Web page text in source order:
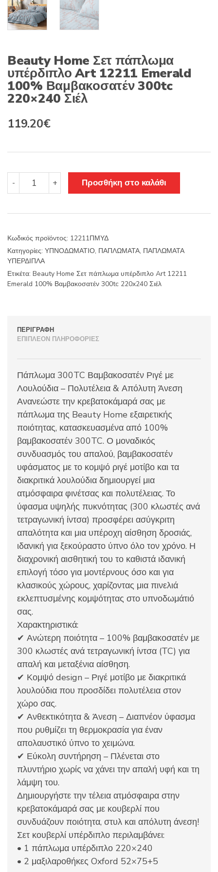
Beauty Home Σετ πάπλωμα
υπέρδιπλο Art 12211 Emerald
100% Βαμβακοσατέν 300tc
220×240 Σιέλ
Original
149.00€.
119.20€Η
είναι:
119.20€.
-
Beauty
Home
12211
Emerald
100%
Βαμβακοσατέν
300tc
+ Προσθήκη στο καλάθι
Κωδικός προϊόντος: 12211ΠΜΥΔ
Κατηγορίες: ΥΠΝΟΔΩΜΑΤΙΟ, ΠΑΠΛΩΜΑΤΑ, ΠΑΠΛΩΜΑΤΑ
ΥΠΕΡΔΙΠΛΑ
Ετικέτα: Beauty Home Σετ πάπλωμα υπέρδιπλο Art 12211
Emerald 100% Βαμβακοσατέν 300tc 220x240 Σιέλ
ΠΕΡΙΓΡΑΦΉ
ΕΠΙΠΛΈΟΝ ΠΛΗΡΟΦΟΡΊΕΣ
Πάπλωμα 300TC Βαμβακοσατέν Ριγέ με
Λουλούδια – Πολυτέλεια & Απόλυτη Άνεση
Ανανεώστε την κρεβατοκάμαρά σας με
πάπλωμα της Beauty Home εξαιρετικής
ποιότητας, κατασκευασμένα από 100%
βαμβακοσατέν 300TC. Ο μοναδικός
συνδυασμός του απαλού, βαμβακοσατέν
υφάσματος με το κομψό ριγέ μοτίβο και τα
διακριτικά λουλούδια δημιουργεί μια
ατμόσφαιρα φινέτσας και πολυτέλειας. Το
ύφασμα υψηλής πυκνότητας (300 κλωστές ανά
τετραγωνική ίντσα) προσφέρει ασύγκριτη
απαλότητα και μια υπέροχη αίσθηση δροσιάς,
ιδανική για ξεκούραστο ύπνο όλο τον χρόνο. Η
διαχρονική αισθητική του το καθιστά ιδανική
επιλογή τόσο για μοντέρνους όσο και για
κλασικούς χώρους, χαρίζοντας μια πινελιά
εκλεπτυσμένης κομψότητας στο υπνοδωμάτιό
σας.
Χαρακτηριστικά:
✔ Ανώτερη ποιότητα – 100% βαμβακοσατέν με
300 κλωστές ανά τετραγωνική ίντσα (TC) για
απαλή και μεταξένια αίσθηση.
✔ Κομψό design – Ριγέ μοτίβο με διακριτικά
λουλούδια που προσδίδει πολυτέλεια στον
χώρο σας.
✔ Ανθεκτικότητα & Άνεση – Διαπνέον ύφασμα
που ρυθμίζει τη θερμοκρασία για έναν
απολαυστικό ύπνο το χειμώνα.
✔ Εύκολη συντήρηση – Πλένεται στο
πλυντήριο χωρίς να χάνει την απαλή υφή και τη
λάμψη του.
Δημιουργήστε την τέλεια ατμόσφαιρα στην
κρεβατοκάμαρά σας με κουβερλί που
συνδυάζουν ποιότητα, στυλ και απόλυτη άνεση!
Σετ κουβερλί υπέρδιπλο περιλαμβάνει:
• 1 πάπλωμα υπέρδιπλο 220×240
• 2 μαξιλαροθήκες Oxford 52×75+5